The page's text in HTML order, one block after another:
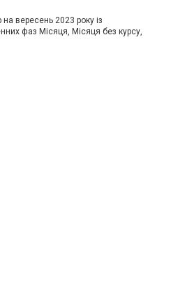
вересень 2023 року із
фаз Місяця, Місяця без курсу,